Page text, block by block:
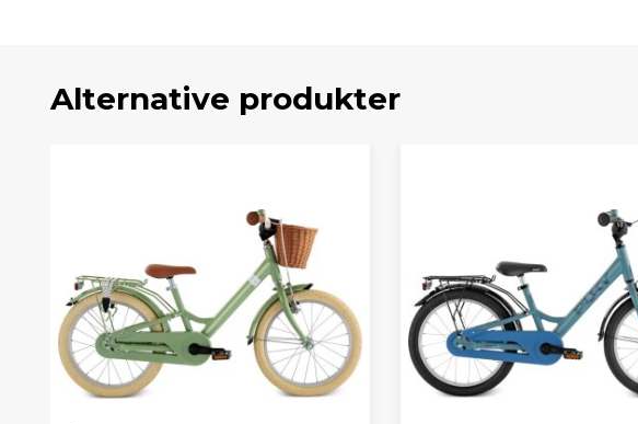
Alternative produkter